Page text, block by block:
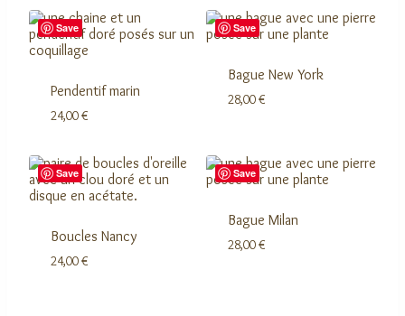
Save
Pendentif marin
24,00€
Save
Bague New York
28,00€
Save
Boucles Nancy
24,00€
Save
Bague Milan
28,00€